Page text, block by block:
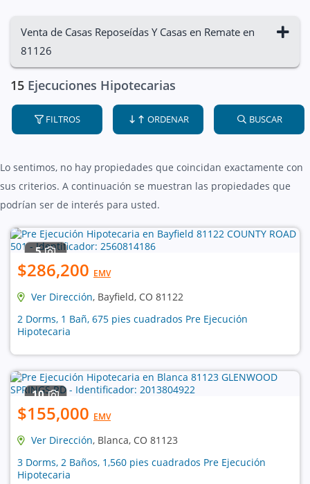
Venta de Casas Reposeídas Y Casas en Remate en
81126
15 Ejecuciones Hipotecarias
FILTROS ORDENAR BUSCAR
Lo sentimos, no hay propiedades que coincidan exactamente con
sus criterios. A continuación se muestran las propiedades que
podrían ser de interés para usted.
5
$286,200 EMV
Ver Dirección, Bayfield, CO 81122
2 Dorms, 1 Bañ, 675 pies cuadrados Pre Ejecución
Hipotecaria
10
$155,000 EMV
Ver Dirección, Blanca, CO 81123
3 Dorms, 2 Baños, 1,560 pies cuadrados Pre Ejecución
Hipotecaria